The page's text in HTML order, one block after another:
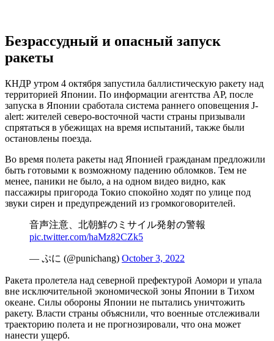
Безрассудный и опасный запуск
ракеты
КНДР утром 4 октября запустила баллистическую ракету над
территорией Японии. По информации агентства AP, после
запуска в Японии сработала система раннего оповещения J-
alert: жителей северо-восточной части страны призывали
спрятаться в убежищах на время испытаний, также были
остановлены поезда.
Во время полета ракеты над Японией гражданам предложили
быть готовыми к возможному падению обломков. Тем не
менее, паники не было, а на одном видео видно, как
пассажиры пригорода Токио спокойно ходят по улице под
звуки сирен и предупреждений из громкоговорителей.
音声注意、北朝鮮のミサイル発射の警報
pic.twitter.com/haMz82CZk5
— ぷに (@punichang) October 3, 2022
Ракета пролетела над северной префектурой Аомори и упала
вне исключительной экономической зоны Японии в Тихом
океане. Силы обороны Японии не пытались уничтожить
ракету. Власти страны объяснили, что военные отслеживали
траекторию полета и не прогнозировали, что она может
нанести ущерб.